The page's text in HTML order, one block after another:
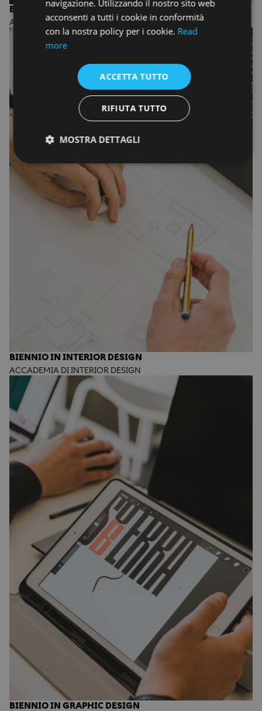
BIENNIO IN FASHION DESIGN AND MANAGEMENT
ACCADEMIA DI MODA
BIENNIO IN INTERIOR DESIGN
ACCADEMIA DI INTERIOR DESIGN
BIENNIO IN GRAPHIC DESIGN
navigazione. Utilizzando il nostro sito web
acconsenti a tutti i cookie in conformità
con la nostra policy per i cookie. Read
more
ACCETTA TUTTO
RIFIUTA TUTTO
MOSTRA DETTAGLI